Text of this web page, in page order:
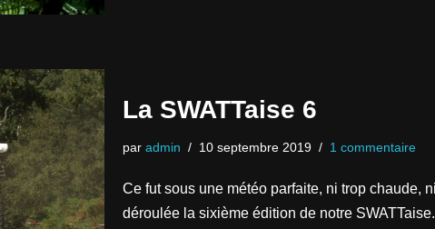
La SWATTaise 6
par admin 10 septembre 2019 1 commentaire
Ce fut sous une météo parfaite, ni trop chaude,
déroulée la sixième édition de notre